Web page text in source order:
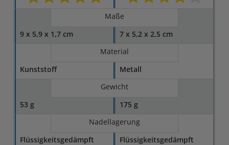
Maße
9 x 5,9 x 1,7 cm
7 x 5,2 x 2,5 cm
Material
Kunststoff
Metall
Gewicht
53 g
175 g
Nadellagerung
Flüssigkeitsgedämpft
Flüs­sig­keits­ge­dämpft